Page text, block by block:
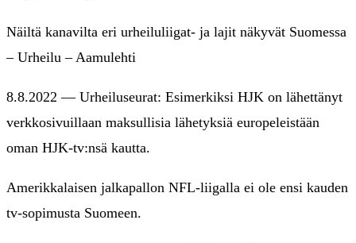
Näiltä kanavilta eri urheiluliigat- ja lajit näkyvät Suomessa
– Urheilu – Aamulehti
8.8.2022 — Urheiluseurat: Esimerkiksi HJK on lähettänyt
verkkosivuillaan maksullisia lähetyksiä europeleistään
oman HJK-tv:nsä kautta.
Amerikkalaisen jalkapallon NFL-liigalla ei ole ensi kauden
tv-sopimusta Suomeen.